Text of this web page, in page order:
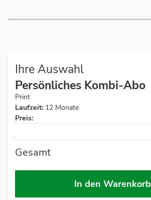
Ihre Auswahl
Persönliches Kombi-Abo
Print
Laufzeit: 12 Monate
Preis:
Auf
Gesamt
In den Warenkorb